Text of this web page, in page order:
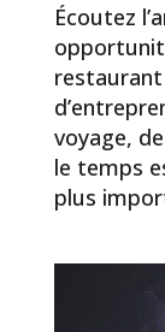
Écoutez
voyage,
le temps
plus